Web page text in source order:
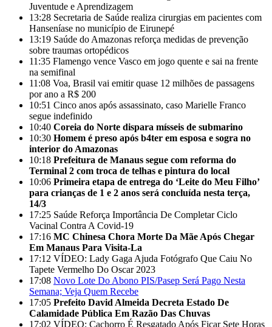
Juventude e Aprendizagem
13:28 Secretaria de Saúde realiza cirurgias em pacientes com
Hanseníase no município de Eirunepé
13:19 Saúde do Amazonas reforça medidas de prevenção
sobre traumas ortopédicos
11:35 Flamengo vence Vasco em jogo quente e sai na frente
na semifinal
11:08 Voa, Brasil vai emitir quase 12 milhões de passagens
por ano a R$ 200
10:51 Cinco anos após assassinato, caso Marielle Franco
segue indefinido
10:40 Coreia do Norte dispara mísseis de submarino
10:30 Homem é preso após b4ter em esposa e sogra no
interior do Amazonas
10:18 Prefeitura de Manaus segue com reforma do
Terminal 2 com troca de telhas e pintura do local
10:06 Primeira etapa de entrega do ‘Leite do Meu Filho’
para crianças de 1 e 2 anos será concluída nesta terça,
14/3
17:25 Saúde Reforça Importância De Completar Ciclo
Vacinal Contra A Covid-19
17:16 MC Chinesa Chora Morte Da Mãe Após Chegar
Em Manaus Para Visita-La
17:12 VÍDEO: Lady Gaga Ajuda Fotógrafo Que Caiu No
Tapete Vermelho Do Oscar 2023
17:08 Novo Lote Do Abono PIS/Pasep Será Pago Nesta
Semana; Veja Quem Recebe
17:05 Prefeito David Almeida Decreta Estado De
Calamidade Pública Em Razão Das Chuvas
17:02 VÍDEO: Cachorro É Resgatado Após Ficar Sete Horas